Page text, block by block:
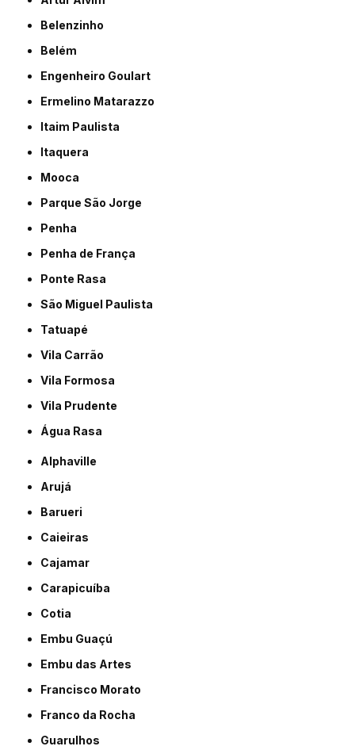
Belenzinho
Belém
Engenheiro Goulart
Ermelino Matarazzo
Itaim Paulista
Itaquera
Mooca
Parque São Jorge
Penha
Penha de França
Ponte Rasa
São Miguel Paulista
Tatuapé
Vila Carrão
Vila Formosa
Vila Prudente
Água Rasa
Alphaville
Arujá
Barueri
Caieiras
Cajamar
Carapicuíba
Cotia
Embu Guaçú
Embu das Artes
Francisco Morato
Franco da Rocha
Guarulhos